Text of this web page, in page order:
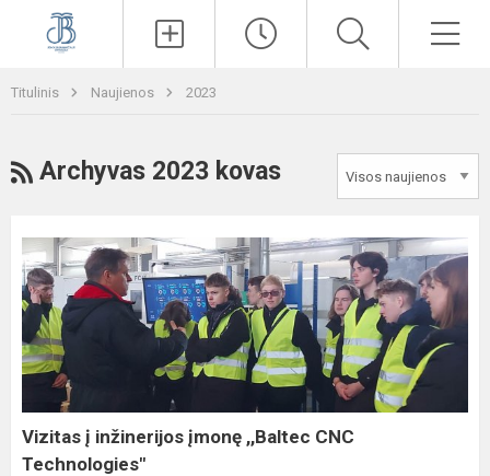
Titulinis Naujienos 2023
RSS
Archyvas 2023 kovas
Vizitas
į
inžinerijos
įmonę
,,Baltec
CNC
Technologies"
Vizitas į inžinerijos įmonę ,,Baltec CNC
Technologies"